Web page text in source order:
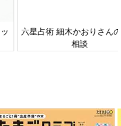
星占術 細木かおりさんの人生